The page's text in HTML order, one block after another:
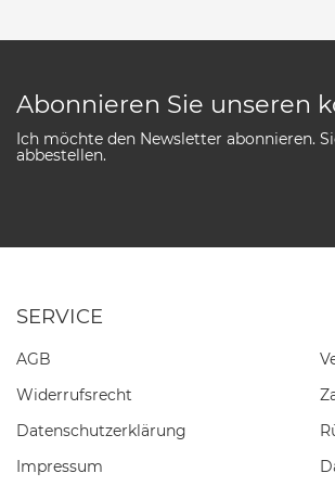
Abonnieren Sie unseren
Ich möchte den Newsletter abonnieren.
abbestellen.
SERVICE
AGB
Widerrufs­recht
Daten­schutz­erklärung
Impressum